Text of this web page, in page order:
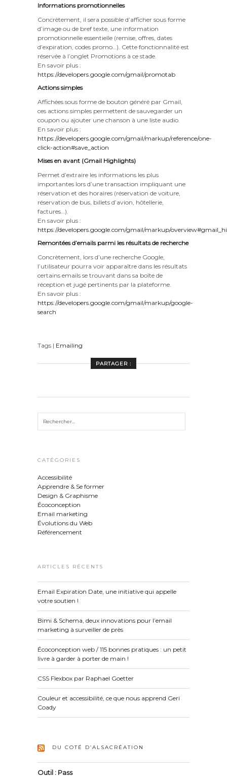
Informations promotionnelles
Concrètement, il sera possible d’afficher sous forme
d’image ou de bref texte, une information
promotionnelle essentielle (remise, offres, dates
d’expiration, codes promo…). Cette fonctionnalité est
réservée à l’onglet Promotions à ce stade.
En savoir plus :
https://developers.google.com/gmail/promotab
Actions simples
Affichées sous forme de bouton généré par Gmail,
ces actions simples permettent de sauvegarder un
coupon ou ajouter une chanson à une liste audio.
En savoir plus :
https://developers.google.com/gmail/markup/reference/one-
click-action#save_action
Mises en avant (Gmail Highlights)
Permet d’extraire les informations les plus
importantes lors d’une transaction impliquant une
réservation et des horaires (réservation de voiture,
réservation de bus, billets d’avion, hôtellerie,
factures…).
En savoir plus :
https://developers.google.com/gmail/markup/
Remontées d’emails parmi les résultats de recherche
Concrètement, lors d’une recherche Google,
l’utilisateur pourra voir apparaître dans les résultats
certains emails se trouvant dans sa boîte de
réception et jugé pertinents par la plateforme.
En savoir plus :
https://developers.google.com/gmail/markup/google-
search
Tags | Emailing
PARTAGER :
CATÉGORIES
Accessibilité
Apprendre & Se former
Design & Graphisme
Écoconception
Email marketing
Évolutions du Web
Référencement
ARTICLES RÉCENTS
Email Expiration Date, une initiative qui appelle
votre soutien !
Bimi & Schema, deux innovations pour l’email
marketing à surveiller de près
Écoconception web / 115 bonnes pratiques : un petit
livre à garder à porter de main !
CSS Flexbox par Raphael Goetter
Couleur et accessibilité, ce que nous apprend Geri
Coady
DU COTÉ D’ALSACRÉATION
Outil : Pass